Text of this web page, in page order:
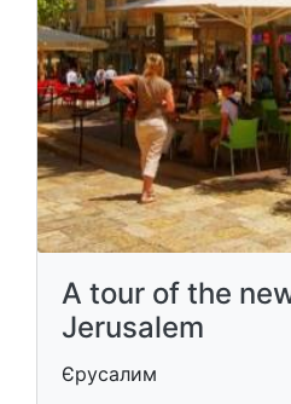
A tour of the
Jerusalem
Єрусалим